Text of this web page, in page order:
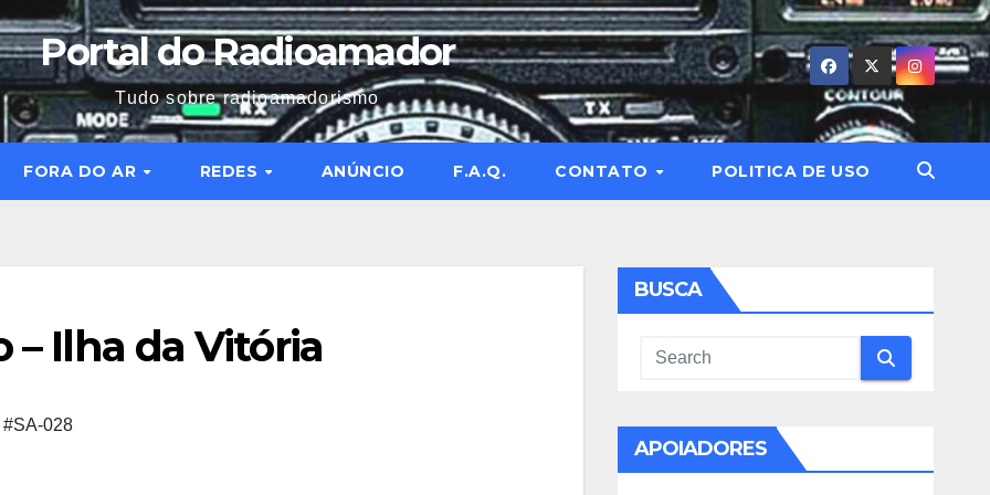
Portal do Radioamador
Tudo sobre radioamadorismo
FORA DO AR REDES ANÚNCIO F.A.Q. CONTATO POLITICA DE USO
– Ilha da Vitória
#SA-028
BUSCA
APOIADORES